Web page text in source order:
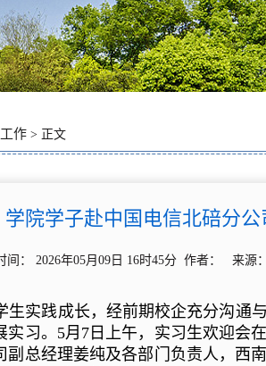
作 > 正文
院学子赴中国电信北碚分
间： 2026年05月09日 16时45分 作者： 来源
生实践成长，经前期校企充分沟通
习。5月7日上午，实习生欢迎会
副总经理姜纯及各部门负责人，西